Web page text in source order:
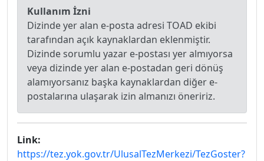
Kullanım İzni
Dizinde yer alan e-posta adresi TOAD ekibi
tarafından açık kaynaklardan eklenmiştir.
Dizinde sorumlu yazar e-postası yer almıyorsa
veya dizinde yer alan e-postadan geri dönüş
alamıyorsanız başka kaynaklardan diğer e-
postalarına ulaşarak izin almanızı öneririz.
Link:
https://tez.yok.gov.tr/UlusalTezMerkezi/TezGoster?